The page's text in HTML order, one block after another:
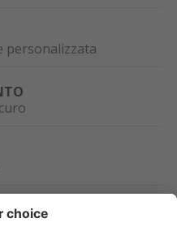
personalizzata